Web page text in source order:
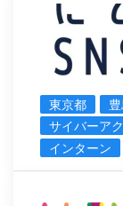
東京都
サイバーア
インターン